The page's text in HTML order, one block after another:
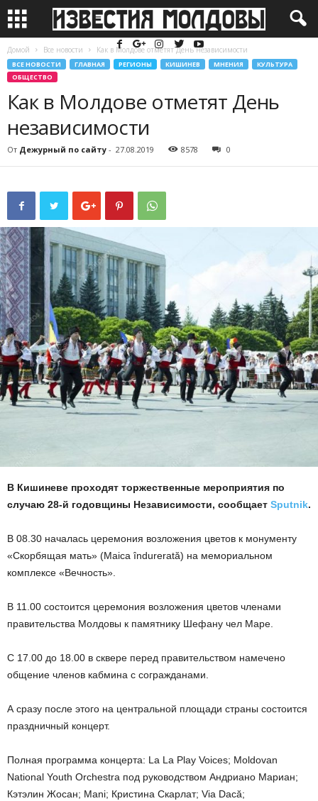
Домой Все новости Как в Молдове отметят День независимости
ВСЕ НОВОСТИ ГЛАВНАЯ РЕГИОНЫ КИШИНЕВ МНЕНИЯ
КУЛЬТУРА
ОБЩЕСТВО
Как в Молдове отметят День
независимости
От Дежурный по сайту - 27.08.2019 8578 0
В Кишиневе проходят торжественные мероприятия по
случаю 28-й годовщины Независимости, сообщает Sputnik.
В 08.30 началась церемония возложения цветов к монументу
«Скорбящая мать» (Maica îndurerată) на мемориальном
комплексе «Вечность».
В 11.00 состоится церемония возложения цветов членами
правительства Молдовы к памятнику Шефану чел Маре.
С 17.00 до 18.00 в сквере перед правительством намечено
общение членов кабмина с согражданами.
А сразу после этого на центральной площади страны состоится
праздничный концерт.
Полная программа концерта: La La Play Voices; Moldovan
National Youth Orchestra под руководством Андриано Мариан;
Кэтэлин Жосан; Mani; Кристина Скарлат; Via Dacă;